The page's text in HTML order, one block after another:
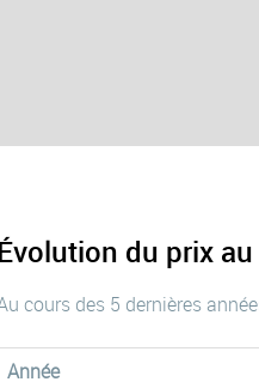
du prix
cours des 5 dernières
Année